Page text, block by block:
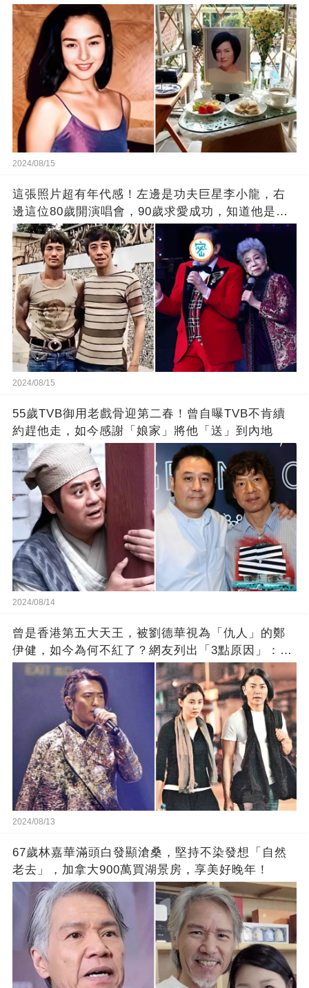
2024/08/15
這張照片超有年代感！左邊是功夫巨星李小龍，右
邊這位80歲開演唱會，90歲求愛成功，知道他是誰
嗎
2024/08/15
55歲TVB御用老戲骨迎第二春！曾自曝TVB不肯續
約趕他走，如今感謝「娘家」將他「送」到內地
2024/08/14
曾是香港第五大天王，被劉德華視為「仇人」的鄭
伊健，如今為何不紅了？網友列出「3點原因」：太
真實
2024/08/13
67歲林嘉華滿頭白發顯滄桑，堅持不染發想「自然
老去」，加拿大900萬買湖景房，享美好晚年！